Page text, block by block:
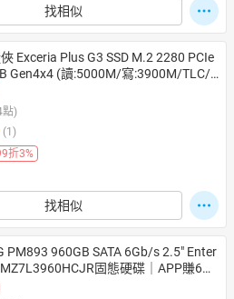
找相似
Exceria Plus G3 SSD M.2 2280 PCIe
Gen4x4 (讀:5000M/寫:3900M/TLC/
硬碟
點)
(1)
折3%
找相似
PM893 960GB SATA 6Gb/s 2.5" Enter
MZ7L3960HCJR固態硬碟｜APP賺6%